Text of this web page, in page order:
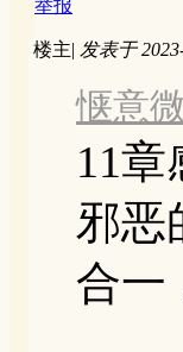
举报
楼主| 发表于
惬意
11
邪恶
合一